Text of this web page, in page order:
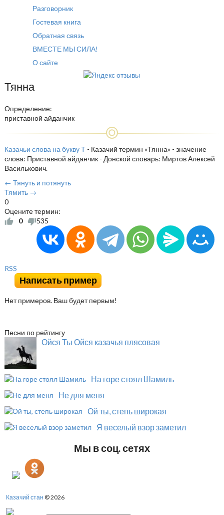
Разговорник
Гостевая книга
Обратная связь
ВМЕСТЕ МЫ СИЛА!
О сайте
Тянна
Определение:
приставной айданчик
Казачьи слова на букву Т- Казачий термин «Тянна» - значение
слова: Приставной айданчик - Донской словарь: Миртов Алексей
Василькович.
← Тянуть и потянуть
Тямить →
0
Оцените термин:
0
535
RSS
Написать пример
Нет примеров. Ваш будет первым!
Песни по рейтингу
Ойся Ты Ойся казачья плясовая
На горе стоял Шамиль
Не для меня
Ой ты, степь широкая
Я веселый взор заметил
Мы в соц. сетях
Казачий стан © 2026